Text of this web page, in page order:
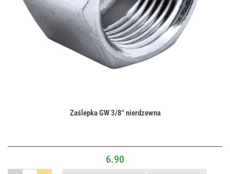
Zaślepka GW 3/8" nierdzewna
6.90